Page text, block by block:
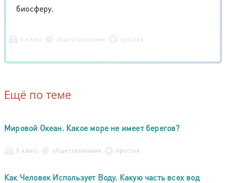
биосферу.
5 класс обществознание простая
Ещё по теме
Мировой Океан. Какое море не имеет берегов?
5 класс обществознание простая
Как Человек Использует Воду. Какую часть всех вод